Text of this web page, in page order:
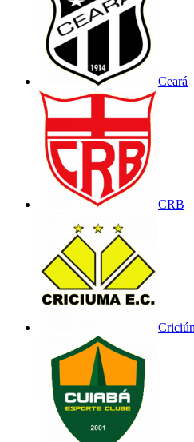
Ceará
CRB